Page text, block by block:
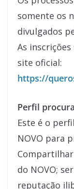
somente os
divulgados
As
site oficial:
https://
Perfil
Este é o
NOVO para
do NOVO;
reputação